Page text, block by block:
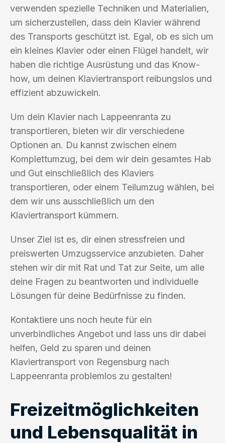
verwenden spezielle Techniken und Materialien,
um sicherzustellen, dass dein Klavier während
des Transports geschützt ist. Egal, ob es sich um
ein kleines Klavier oder einen Flügel handelt, wir
haben die richtige Ausrüstung und das Know-
how, um deinen Klaviertransport reibungslos und
effizient abzuwickeln.
Um dein Klavier nach Lappeenranta zu
transportieren, bieten wir dir verschiedene
Optionen an. Du kannst zwischen einem
Komplettumzug, bei dem wir dein gesamtes Hab
und Gut einschließlich des Klaviers
transportieren, oder einem Teilumzug wählen, bei
dem wir uns ausschließlich um den
Klaviertransport kümmern.
Unser Ziel ist es, dir einen stressfreien und
preiswerten Umzugsservice anzubieten. Daher
stehen wir dir mit Rat und Tat zur Seite, um alle
deine Fragen zu beantworten und individuelle
Lösungen für deine Bedürfnisse zu finden.
Kontaktiere uns noch heute für ein
unverbindliches Angebot und lass uns dir dabei
helfen, Geld zu sparen und deinen
Klaviertransport von Regensburg nach
Lappeenranta problemlos zu gestalten!
Freizeitmöglichkeiten
und Lebensqualität in